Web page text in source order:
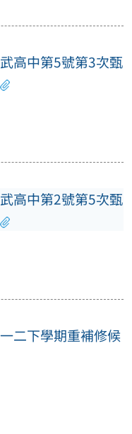
高中第5號第3次甄
高中第2號第5次甄
二下學期重補修候